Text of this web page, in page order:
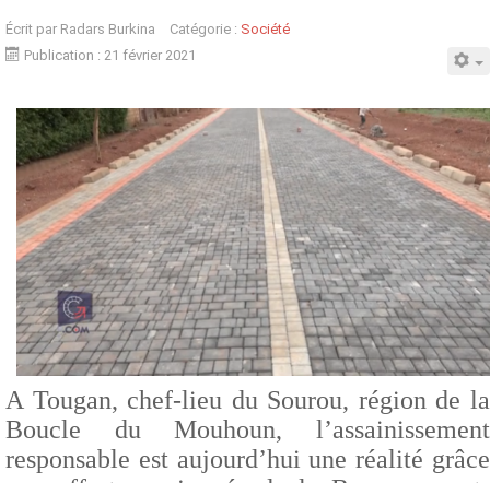
Écrit par Radars Burkina Catégorie : Société
Publication : 21 février 2021
A Tougan, chef-lieu du Sourou, région de la
Boucle du Mouhoun, l’assainissement
responsable est aujourd’hui une réalité grâce